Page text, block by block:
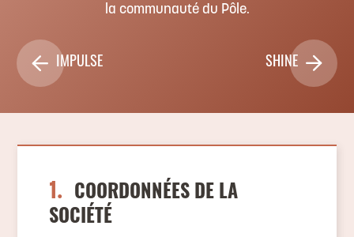
la communauté du Pôle.
IMPULSE SHINE
1.
COORDONNÉES DE LA
SOCIÉTÉ